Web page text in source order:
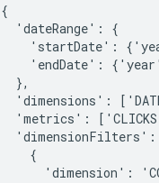
{
  'dateRange': {
'startDate':
'endDate':
  },
'dimensions':
'metrics':
'dimensionFilters':
    {
'dimension':